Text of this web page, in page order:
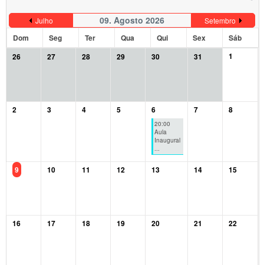
Julho 09. Agosto 2026 Setembro
Dom Seg Ter Qua Qui Sex
Sáb
26
27 28 29 30 31 1
2 3 4 5 6
20:00
Aula
Inaugural
...
7 8
9 10 11 12 13 14 15
16 17 18 19 20 21 22